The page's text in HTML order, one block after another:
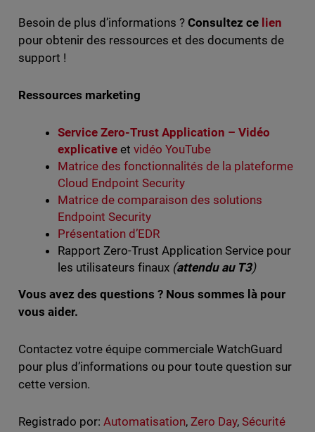
Besoin de plus d’informations ?Consultez ce lien
pour obtenir des ressources et des documents de
support !
Ressources marketing
Service Zero-Trust Application – Vidéo
explicativeet vidéo YouTube
Matrice des fonctionnalités de la plateforme
Cloud Endpoint Security
Matrice de comparaison des solutions
Endpoint Security
Présentation d’EDR
Rapport Zero-Trust Application Service pour
les utilisateurs finaux(attendu au T3)
Vous avez des questions ? Nous sommes là pour
vous aider.
Contactez votre équipe commerciale WatchGuard
pour plus d’informations ou pour toute question sur
cette version.
Registrado por: Automatisation,Zero Day,Sécurité